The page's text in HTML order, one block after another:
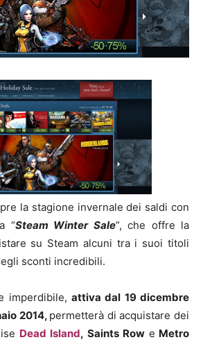
la stagione invernale dei saldi con
“Steam Winter Sale”, che offre la
su Steam alcuni tra i suoi titoli
sconti incredibili.
imperdibile, attiva dal 19 dicembre
2014, permetterà di acquistare dei
Dead Island, Saints Row e Metro